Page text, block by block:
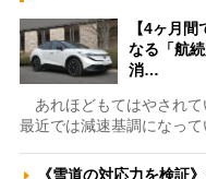
【4ヶ月
なる「航
消…
あれほどもてはやされて
最近では減速基調になっ
《雪道の対応力を検証